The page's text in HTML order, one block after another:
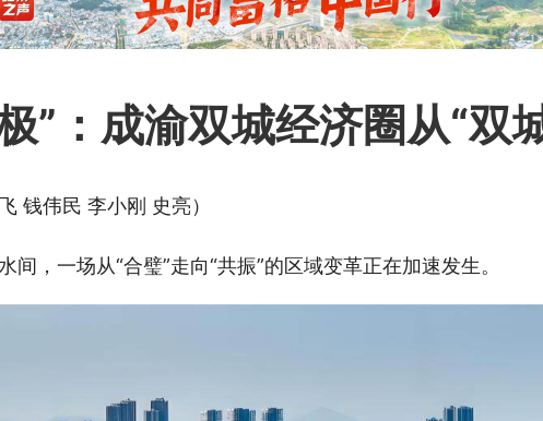
”：成渝双城经济圈从“双
钱伟民 李小刚 史亮）
间，一场从“合璧”走向“共振”的区域变革正在加速发生。